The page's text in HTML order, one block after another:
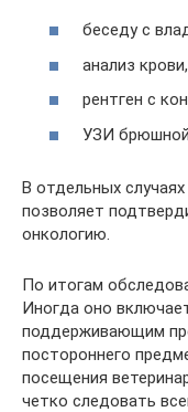
беседу с
анализ
рентген с
УЗИ брюшной
В отдельных
позволяет
онкологию.
По итогам
Иногда оно
поддерживающим
постороннего
посещения
четко следовать